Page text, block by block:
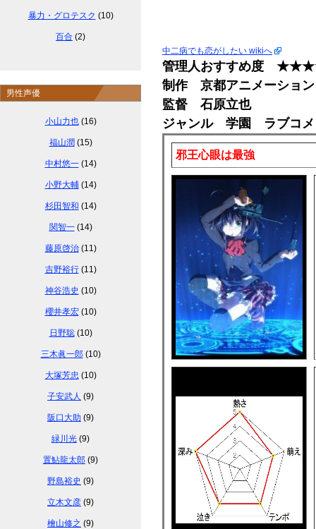
中二病でも恋がしたい wikiへ
管理人おすすめ度
制作 京都アニメーション
監督 石原立也
ジャンル 学園 ラブコ
邪王心眼は最強
暴力・グロテスク (10)
百合 (2)
男性声優
小山力也(16)
福山潤 (15)
中村悠一(14)
小野大輔(14)
杉田智和 (14)
関智一(14)
藤原啓治(11)
吉野裕行(11)
神谷浩史 (10)
櫻井孝宏(10)
日野聡(10)
三木眞一郎(10)
大塚芳忠 (10)
子安武人 (9)
阪口大助 (9)
緑川光 (9)
置鮎龍太郎 (9)
野島裕史 (9)
立木文彦 (9)
檜山修之 (9)